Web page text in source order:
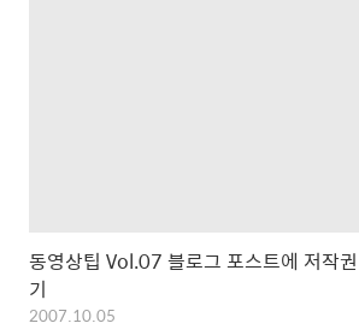
동영상팁 Vol.07 블로그 포스트에 저작
기
2007.10.05